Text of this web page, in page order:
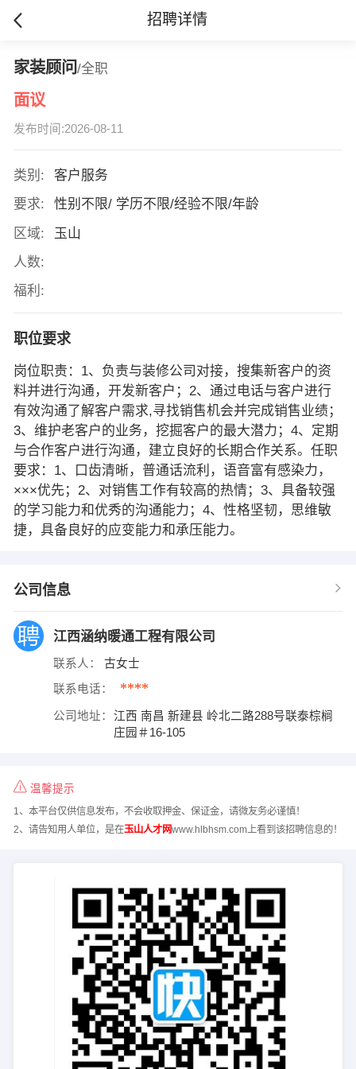
招聘详情
家装顾问/全职
面议
发布时间:2026-08-11
类别:
客户服务
要求:
性别不限/ 学历不限/经验不限/年龄
区域:
玉山
人数:
福利:
职位要求
岗位职责：1、负责与装修公司对接，搜集新客户的资
料并进行沟通，开发新客户；2、通过电话与客户进行
有效沟通了解客户需求,寻找销售机会并完成销售业绩；
3、维护老客户的业务，挖掘客户的最大潜力；4、定期
与合作客户进行沟通，建立良好的长期合作关系。任职
要求：1、口齿清晰，普通话流利，语音富有感染力，
×××优先；2、对销售工作有较高的热情；3、具备较强
的学习能力和优秀的沟通能力；4、性格坚韧，思维敏
捷，具备良好的应变能力和承压能力。
公司信息
江西涵纳暖通工程有限公司
联系人： 古女士
联系电话： ****
公司地址：
江西 南昌 新建县 岭北二路288号联泰棕榈
庄园＃16-105
温馨提示
1、本平台仅供信息发布，不会收取押金、保证金，请微友务必谨慎！
2、请告知用人单位，是在玉山人才网www.hlbhsm.com上看到该招聘信息的！